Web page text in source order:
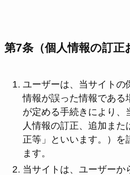
第7条（個人情報の訂正
ユーザーは、当サイトの
情報が誤った情報である
が定める手続きにより、
人情報の訂正、追加また
正等」といいます。）を
ます。
当サイトは、ユーザーか